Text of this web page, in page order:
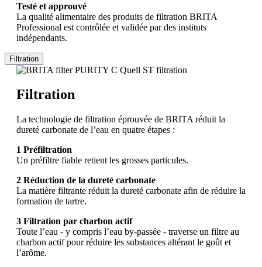
Testé et approuvé
La qualité alimentaire des produits de filtration BRITA
Professional est contrôlée et validée par des instituts
indépendants.
Filtration
Filtration
La technologie de filtration éprouvée de BRITA réduit la
dureté carbonate de l’eau en quatre étapes :
1 Préfiltration
Un préfiltre fiable retient les grosses particules.
2 Réduction de la dureté carbonate
La matière filtrante réduit la dureté carbonate afin de réduire la
formation de tartre.
3 Filtration par charbon actif
Toute l’eau - y compris l’eau by-passée - traverse un filtre au
charbon actif pour réduire les substances altérant le goût et
l’arôme.